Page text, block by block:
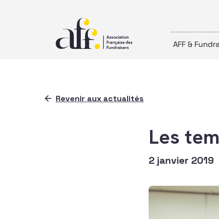
AFF &
Revenir aux actualités
Les
2 janvier 2019